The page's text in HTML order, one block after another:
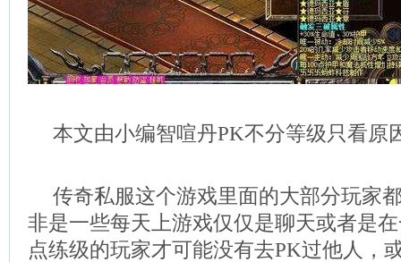
本文由小编智喧丹PK不分等级只看原
传奇私服这个游戏里面的大部分玩家
非是一些每天上游戏仅仅是聊天或者是
点练级的玩家才可能没有去PK过他人，